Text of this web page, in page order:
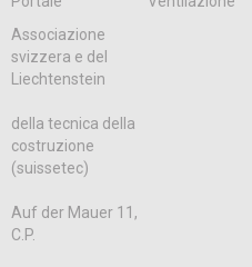
Associazione
svizzera e del
Liechtenstein
della tecnica della
costruzione
(suissetec)
Auf der Mauer 11,
C.P.